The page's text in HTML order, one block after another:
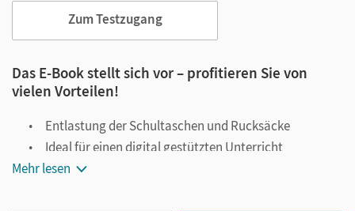
Zum Testzugang
Das E-Book stellt sich vor – profitieren Sie von
vielen Vorteilen!
Entlastung der Schultaschen und Rucksäcke
Ideal für einen digital gestützten Unterricht
Notiz- und Markierungsmöglichkeit
Mehr lesen